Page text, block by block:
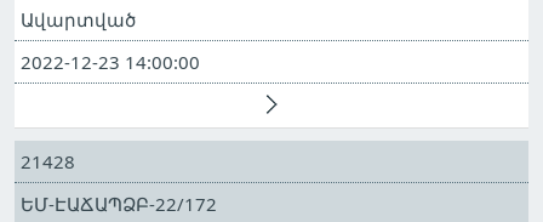
Ավարտված
2022-12-23 14:00:00
21428
ԵՄ-ԷԱՃԱՊՁԲ-22/172